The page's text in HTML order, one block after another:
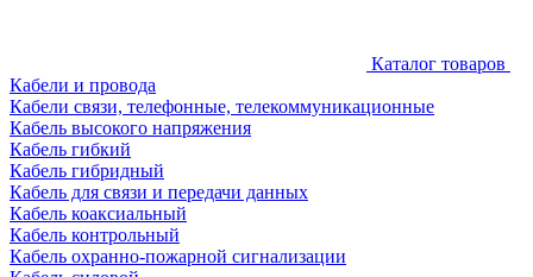
Каталог товаров
Кабели и провода
Кабели связи, телефонные, телекоммуникационные
Кабель высокого напряжения
Кабель гибкий
Кабель гибридный
Кабель для связи и передачи данных
Кабель коаксиальный
Кабель контрольный
Кабель охранно-пожарной сигнализации